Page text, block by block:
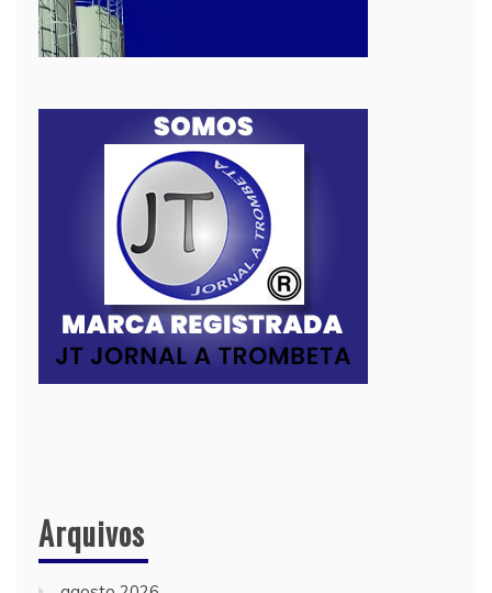
Arquivos